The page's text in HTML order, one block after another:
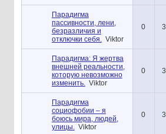
Парадигма
пассивности, лени,
безразличия и
отключки себя.
Viktor
0
Парадигма: Я жертва
внешней реальности,
которую невозможно
изменить.
Viktor
0
Парадигма
социофобии – я
боюсь мира, людей,
улицы.
Viktor
0